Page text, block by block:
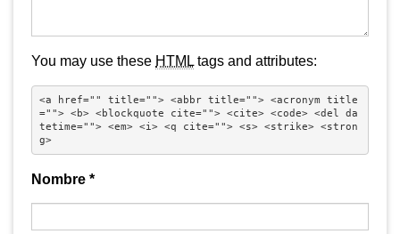
You may use these HTMLtags and attributes:
<a href="" title=""> <abbr title=""> <acronym title
=""> <b> <blockquote cite=""> <cite> <code> <del da
tetime=""> <em> <i> <q cite=""> <s> <strike> <stron
g>
Nombre *